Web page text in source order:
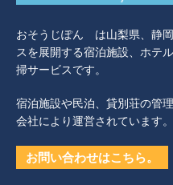
おそうじぽん は山梨県、静
スを展開する宿泊施設、ホテ
掃サービスです。
宿泊施設や民泊、貸別荘の管
会社により運営されています。
お問い合わせはこちら。